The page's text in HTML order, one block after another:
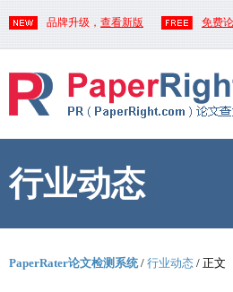
品牌升级， 查看新版 免费
行业动态
PaperRater论文检测系统/ 行业动态 / 正文